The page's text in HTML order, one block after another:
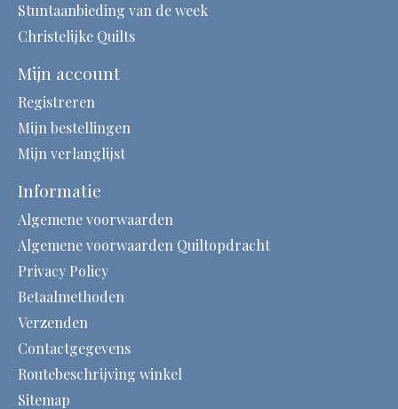
Stuntaanbieding van de week
Christelijke Quilts
Mijn account
Registreren
Mijn bestellingen
Mijn verlanglijst
Informatie
Algemene voorwaarden
Algemene voorwaarden Quiltopdracht
Privacy Policy
Betaalmethoden
Verzenden
Contactgegevens
Routebeschrijving winkel
Sitemap